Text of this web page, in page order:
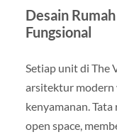
Desain
Fungsional
Setiap unit di The
arsitektur modern
kenyamanan.
open space,